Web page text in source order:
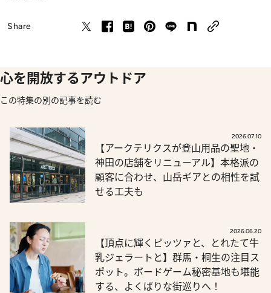
Share
心を開放するアウトドア
この特集の別の記事を読む
2026.07.10
【アークテリクスが登山用品の聖地・
神田の店舗をリニューアル】本格派の
顧客に合わせ、山岳ギアとの相性を試
せる工夫も
2026.06.20
【頂点に輝くピッツァと、とれたて牛
乳ジェラートと】群馬・桐生の注目ス
ポット。ボードゲーム秘密基地も堪能
する、よくばりな街巡りへ！